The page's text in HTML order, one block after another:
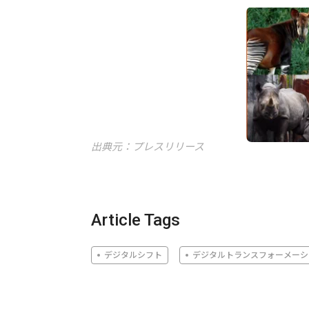
出典元：プレスリリース
Article Tags
デジタルシフト デジタルトランスフォーメー